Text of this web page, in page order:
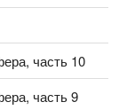
часть 10
часть 9